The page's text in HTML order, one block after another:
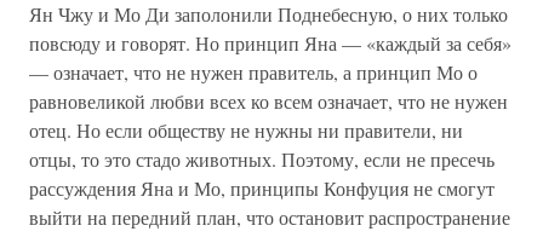
Ян Чжу и Мо Ди заполонили Поднебесную, о них только
повсюду и говорят. Но принцип Яна — «каждый за себя»
— означает, что не нужен правитель, а принцип Мо о
равновеликой любви всех ко всем означает, что не нужен
отец. Но если обществу не нужны ни правители, ни
отцы, то это стадо животных. Поэтому, если не пресечь
рассуждения Яна и Мо, принципы Конфуция не смогут
выйти на передний план, что остановит распространение